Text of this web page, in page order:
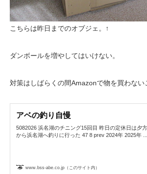
こちらは昨日までのオブジェ。↑
ダンボールを増やしてはいけない。
対策はしばらくの間Amazonで物を買わない
アベの釣り自慢
5082026 浜名湖のチニング15回目 昨日の定休日は夕方
から浜名湖へ釣りに行った 47 8 prev 2024年 2025年 ...
www.bss-abe.co.jp（このサイト内）